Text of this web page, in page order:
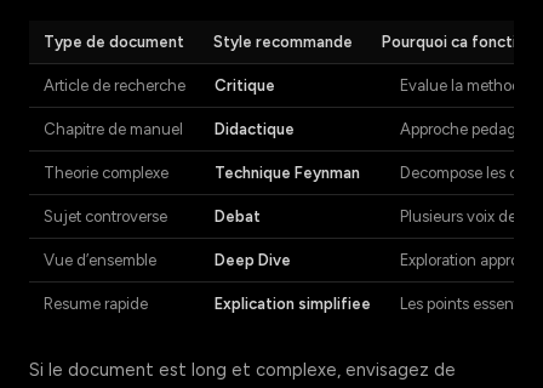
Type de document Style recommande Pourquoi ca
Article de recherche Critique Evalue la
Chapitre de manuel Didactique Approche
Theorie complexe Technique Feynman Decompose les
Sujet controverse Debat Plusieurs voix
Vue d’ensemble Deep Dive Exploration
Resume rapide Explication simplifiee Les points
Si le document est long et complexe, envisagez de